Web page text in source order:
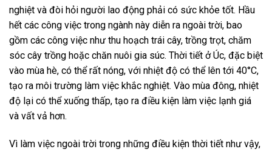
nghiệt và đòi hỏi người lao động phải có sức khỏe tốt. Hầu
hết các công việc trong ngành này diễn ra ngoài trời, bao
gồm các công việc như thu hoạch trái cây, trồng trọt, chăm
sóc cây trồng hoặc chăn nuôi gia súc. Thời tiết ở Úc, đặc biệt
vào mùa hè, có thể rất nóng, với nhiệt độ có thể lên tới 40°C,
tạo ra môi trường làm việc khắc nghiệt. Vào mùa đông, nhiệt
độ lại có thể xuống thấp, tạo ra điều kiện làm việc lạnh giá
và vất vả hơn.
Vì làm việc ngoài trời trong những điều kiện thời tiết như vậy,